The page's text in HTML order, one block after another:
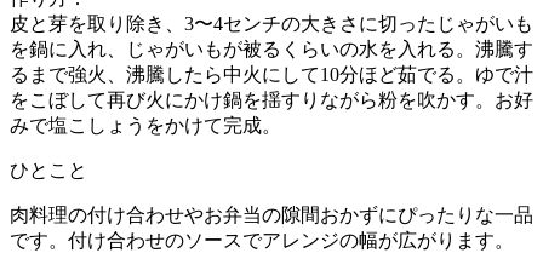
皮と芽を取り除き、3〜4センチの大きさに切ったじゃがいも
を鍋に入れ、じゃがいもが被るくらいの水を入れる。沸騰す
るまで強火、沸騰したら中火にして10分ほど茹でる。ゆで汁
をこぼして再び火にかけ鍋を揺すりながら粉を吹かす。お好
みで塩こしょうをかけて完成。
ひとこと
肉料理の付け合わせやお弁当の隙間おかずにぴったりな一品
です。付け合わせのソースでアレンジの幅が広がります。